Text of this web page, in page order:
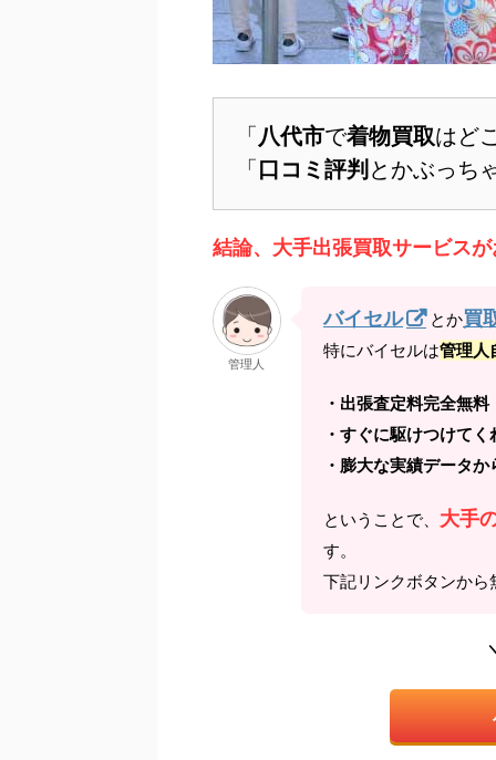
「八代市で着物買取はど
「口コミ評判 とかぶっち
結論、大手出張買取サービス
管理人
バイセル とか買
特にバイセルは管理人
・出張査定料完全無料
・すぐに駆けつけてく
・膨大な実績データ
ということで、 大手
す。
下記リンクボタンか